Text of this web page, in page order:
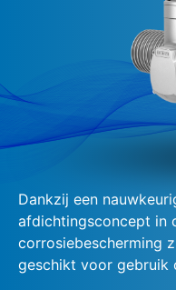
Dankzij een
afdichtingsconcept in
corrosiebescherming
geschikt voor gebruik